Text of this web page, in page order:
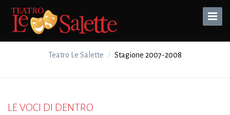
Toggle
Teatro Le Salette Stagione 2007-2008
LE VOCI DI DENTRO